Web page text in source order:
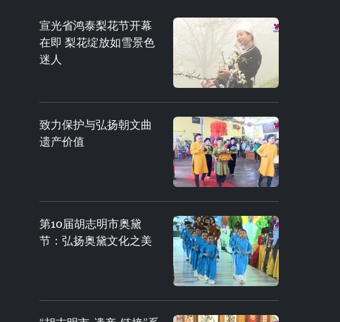
宣光省鸿泰梨花节开幕
在即 梨花绽放如雪景色
迷人
致力保护与弘扬朝文曲
遗产价值
第10届胡志明市奥黛
节：弘扬奥黛文化之美